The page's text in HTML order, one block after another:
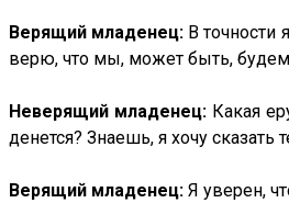
Верящий младенец: В точности
верю, что мы, может быть,
Неверящий младенец:Какая
денется? Знаешь, я хочу
Верящий младенец: Я уверен,